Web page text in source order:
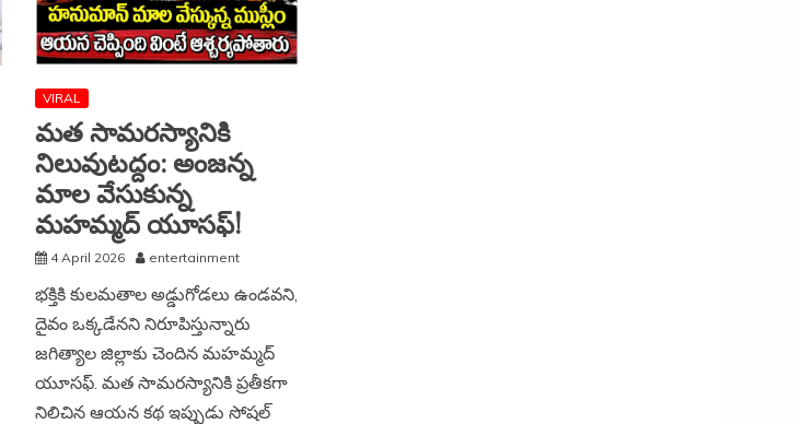
VIRAL
మత సామరస్యానికి
నిలువుటద్దం: అంజన్న
మాల వేసుకున్న
మహమ్మద్ యూసఫ్!
4 April 2026 entertainment
భక్తికి కులమతాల అడ్డుగోడలు ఉండవని,
దైవం ఒక్కడేనని నిరూపిస్తున్నారు
జగిత్యాల జిల్లాకు చెందిన మహమ్మద్
యూసఫ్. మత సామరస్యానికి ప్రతీకగా
నిలిచిన ఆయన కథ ఇప్పుడు సోషల్